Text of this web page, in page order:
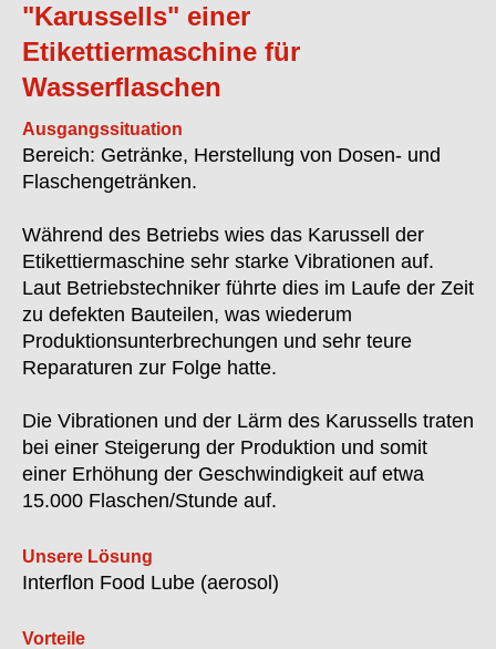
"Karussells" einer
Etikettiermaschine für
Wasserflaschen
Ausgangssituation
Bereich: Getränke, Herstellung von Dosen- und
Flaschengetränken.
Während des Betriebs wies das Karussell der
Etikettiermaschine sehr starke Vibrationen auf.
Laut Betriebstechniker führte dies im Laufe der Zeit
zu defekten Bauteilen, was wiederum
Produktionsunterbrechungen und sehr teure
Reparaturen zur Folge hatte.
Die Vibrationen und der Lärm des Karussells traten
bei einer Steigerung der Produktion und somit
einer Erhöhung der Geschwindigkeit auf etwa
15.000 Flaschen/Stunde auf.
Unsere Lösung
Interflon Food Lube (aerosol)
Vorteile